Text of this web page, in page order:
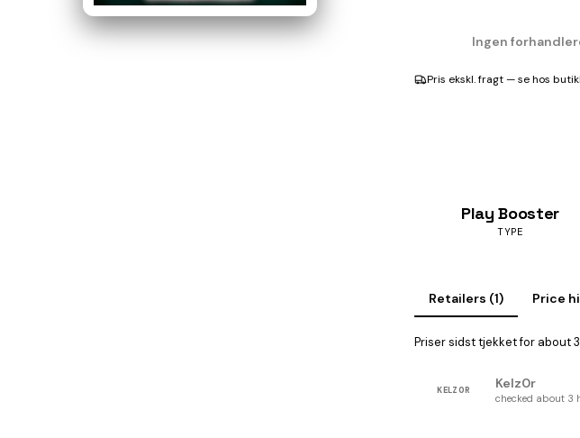
Ingen
Pris ekskl. fragt — se hos
Play Booster
TYPE
Retailers (1) Price
Priser sidst tjekket for about
KELZ0R Kelz0r
checked about 3